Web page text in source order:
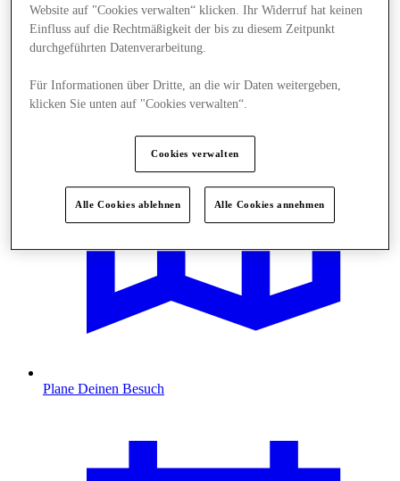
Angebote
Plane Deinen Besuch
Website auf "Cookies verwalten“ klicken. Ihr Widerruf hat keinen
Einfluss auf die Rechtmäßigkeit der bis zu diesem Zeitpunkt
durchgeführten Datenverarbeitung.
Für Informationen über Dritte, an die wir Daten weitergeben,
klicken Sie unten auf "Cookies verwalten“.
Cookies verwalten
Alle Cookies ablehnen Alle Cookies annehmen